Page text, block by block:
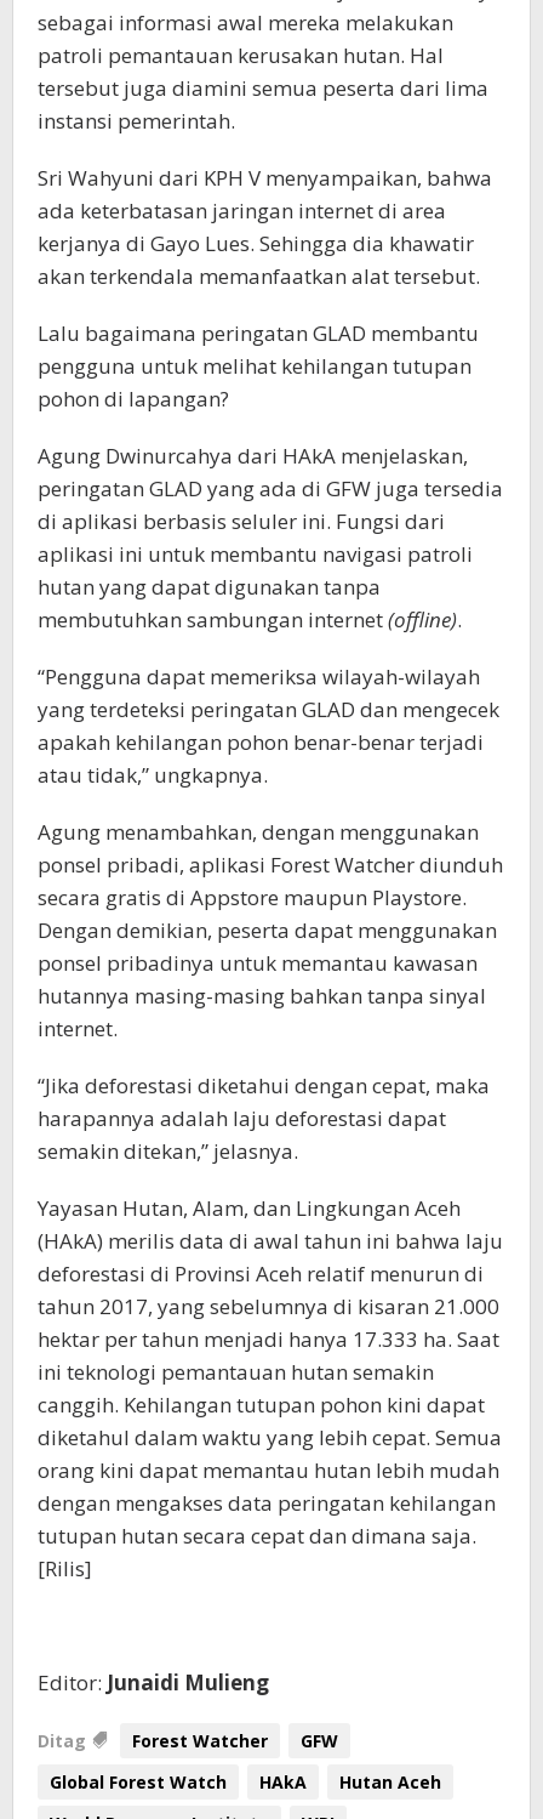
sebagai informasi awal mereka melakukan
patroli pemantauan kerusakan hutan. Hal
tersebut juga diamini semua peserta dari lima
instansi pemerintah.
Sri Wahyuni dari KPH V menyampaikan, bahwa
ada keterbatasan jaringan internet di area
kerjanya di Gayo Lues. Sehingga dia khawatir
akan terkendala memanfaatkan alat tersebut.
Lalu bagaimana peringatan GLAD membantu
pengguna untuk melihat kehilangan tutupan
pohon di lapangan?
Agung Dwinurcahya dari HAkA menjelaskan,
peringatan GLAD yang ada di GFW juga tersedia
di aplikasi berbasis seluler ini. Fungsi dari
aplikasi ini untuk membantu navigasi patroli
hutan yang dapat digunakan tanpa
membutuhkan sambungan internet(offline).
“Pengguna dapat memeriksa wilayah-wilayah
yang terdeteksi peringatan GLAD dan mengecek
apakah kehilangan pohon benar-benar terjadi
atau tidak,” ungkapnya.
Agung menambahkan, dengan menggunakan
ponsel pribadi, aplikasi Forest Watcher diunduh
secara gratis di Appstore maupun Playstore.
Dengan demikian, peserta dapat menggunakan
ponsel pribadinya untuk memantau kawasan
hutannya masing-masing bahkan tanpa sinyal
internet.
“Jika deforestasi diketahui dengan cepat, maka
harapannya adalah laju deforestasi dapat
semakin ditekan,” jelasnya.
Yayasan Hutan, Alam, dan Lingkungan Aceh
(HAkA) merilis data di awal tahun ini bahwa laju
deforestasi di Provinsi Aceh relatif menurun di
tahun 2017, yang sebelumnya di kisaran 21.000
hektar per tahun menjadi hanya 17.333 ha. Saat
ini teknologi pemantauan hutan semakin
canggih. Kehilangan tutupan pohon kini dapat
diketahuI dalam waktu yang lebih cepat. Semua
orang kini dapat memantau hutan lebih mudah
dengan mengakses data peringatan kehilangan
tutupan hutan secara cepat dan dimana saja.
[Rilis]
Editor: Junaidi Mulieng
Ditag Forest Watcher
GFW
Global Forest Watch
HAkA
Hutan Aceh